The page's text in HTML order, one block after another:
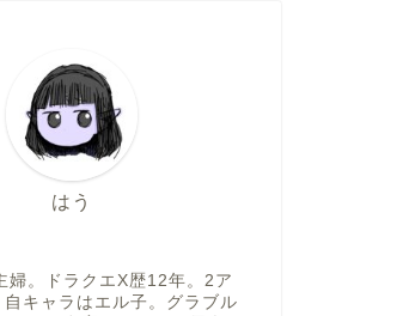
はう
婦。ドラクエX歴12年。2ア
キャラはエル子。グラブル